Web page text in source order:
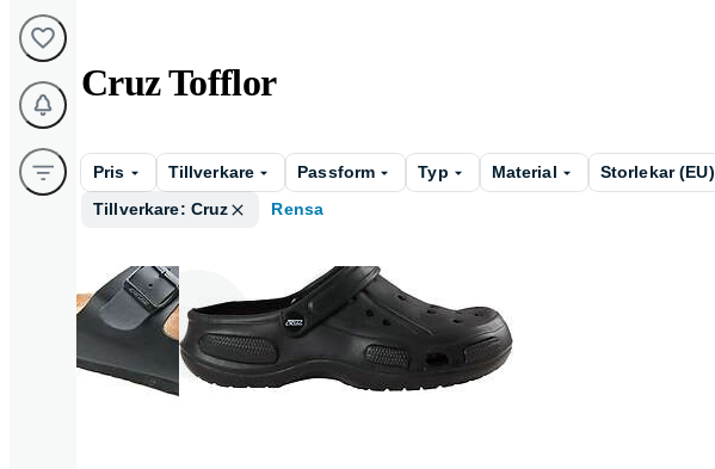
Cruz Tofflor
Pris Tillverkare Passform Typ Material Storlekar (EU)
Tillverkare: Cruz
Rensa